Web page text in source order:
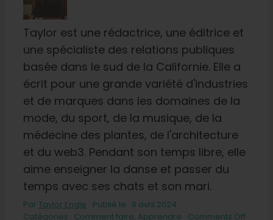
Taylor est une rédactrice, une éditrice et
une spécialiste des relations publiques
basée dans le sud de la Californie. Elle a
écrit pour une grande variété d'industries
et de marques dans les domaines de la
mode, du sport, de la musique, de la
médecine des plantes, de l'architecture
et du web3. Pendant son temps libre, elle
aime enseigner la danse et passer du
temps avec ses chats et son mari.
Par Taylor Engle
Publié le : 8 avril 2024
Catégories : Comment faire, Apprendre Comments Offon